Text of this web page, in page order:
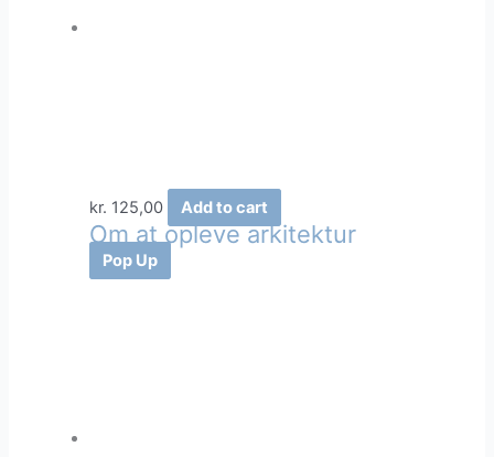
kr. 125,00 Add to cart
Om at opleve arkitektur
Pop Up